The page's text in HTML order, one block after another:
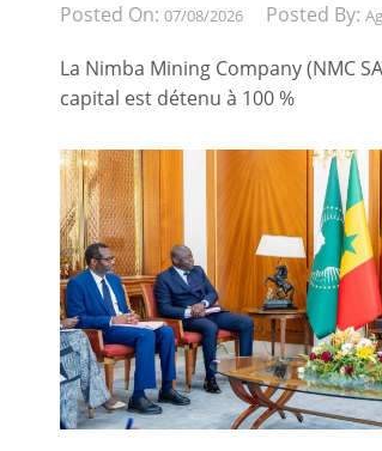
Posted On: 07/08/2026 Posted By:
La Nimba Mining Company (NMC
capital est détenu à 100 %